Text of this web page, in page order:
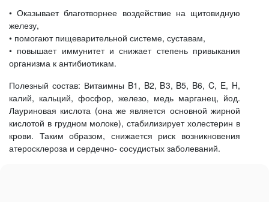
• Оказывает благотворнее воздействие на щитовидную
железу,
• помогают пищеварительной системе, суставам,
• повышает иммунитет и снижает степень привыкания
организма к антибиотикам.
Полезный состав: Витаимны B1, B2, B3, B5, B6, C, E, H,
калий, кальций, фосфор, железо, медь марганец, йод.
Лауриновая кислота (она же является основной жирной
кислотой в грудном молоке), стабилизирует холестерин в
крови. Таким образом, снижается риск возникновения
атеросклероза и сердечно- сосудистых заболеваний.